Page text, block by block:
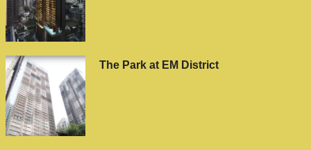
The Park at EM District